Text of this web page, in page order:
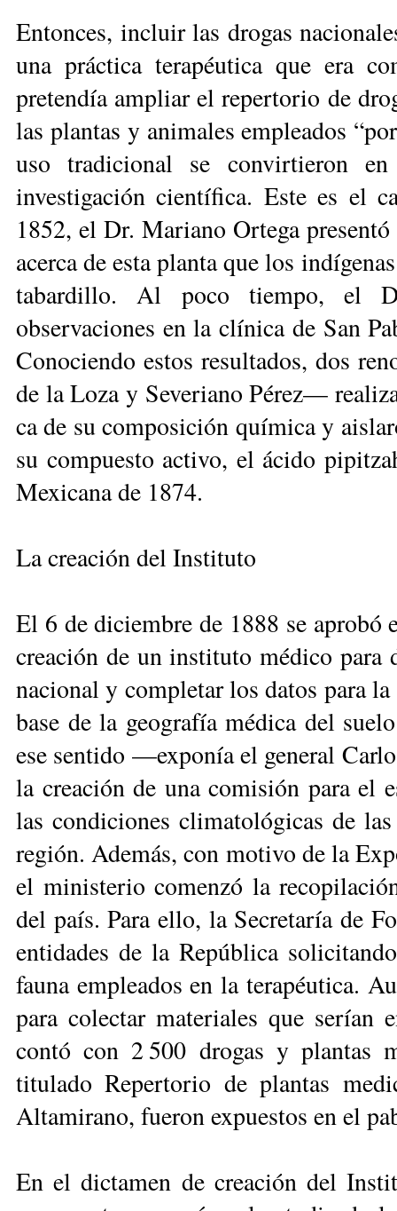
Entonces, incluir las drogas
una práctica terapéutica que era
pretendía ampliar el repertorio de
las plantas y animales empleados
uso tradicional se convirtieron
investigación científi­ca. Este es el
1852, el Dr. Mariano Ortega
acerca de esta planta que los
tabardillo. Al poco tiempo, el
observaciones en la clínica de San
Conociendo estos resultados, dos
de la Loza y Seve­riano Pérez—
ca de su composición química y
su compuesto activo, el ácido
Mexicana de 1874.
La creación del Instituto
El 6 de diciembre de 1888 se aprobó
creación de un instituto médico para
nacional y completar los datos para
base de la geografía mé­dica del
ese sentido —exponía el general
la creación de una comisión para el
las condiciones clima­tológicas de
región. Además, con motivo de la
el ministerio comenzó la
del país. Para ello, la Secretaría de
entidades de la República
fauna empleados en la tera­péutica.
para colectar materiales que
contó con 2 500 drogas y plantas
titulado Repertorio de plantas
Altamirano, fueron expuestos en el
En el dictamen de creación del